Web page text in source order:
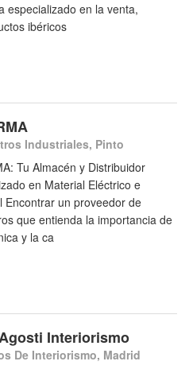
especializado en la venta,
ibéricos
Industriales, Pinto
Tu Almacén y Distribuidor
en Material Eléctrico e
Encontrar un proveedor de
que entienda la importancia de
y la ca
Interiorismo
De Interiorismo, Madrid